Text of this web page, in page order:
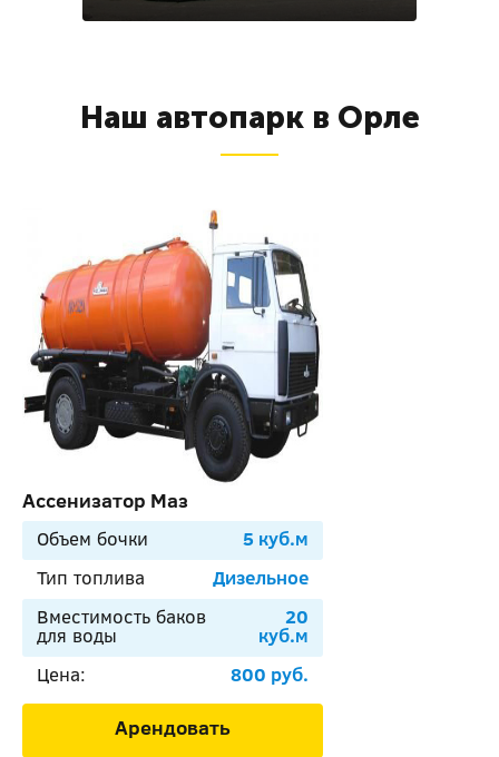
Наш автопарк в Орле
Ассенизатор Маз
Объем бочки
5 куб.м
Тип топлива
Дизельное
Вместимость баков
для воды
20
куб.м
Цена:
800 руб.
Арендовать